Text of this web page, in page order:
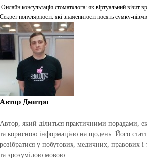
Навігація
записів
Онлайн консультація стоматолога: як віртуальний візит
Секрет популярності: які знаменитості носять сумку-
Автор Дмитро
Автор, який ділиться практичними порадами,
та корисною інформацією на щодень. Його
розібратися у побутових, медичних, правових і
та зрозумілою мовою.